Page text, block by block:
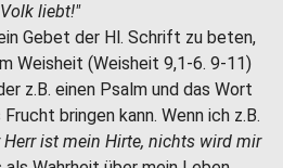
Volk liebt!"
Gebet der Hl. Schrift zu beten,
Weisheit (Weisheit 9,1-6. 9-11)
z.B. einen Psalm und das Wort
bringen kann. Wenn ich z.B.
Herr ist mein Hirte, nichts wird mir